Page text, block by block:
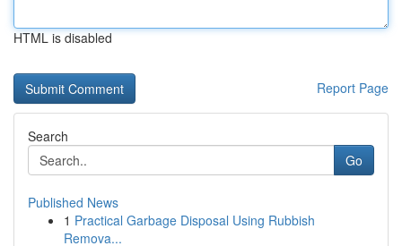
HTML is disabled
Report Page
Search
Go
Published News
1 Practical Garbage Disposal Using Rubbish
Remova...